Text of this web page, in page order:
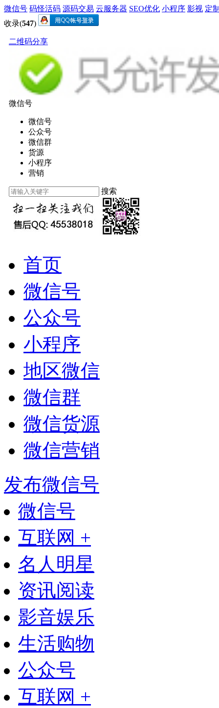
微信号 码怪活码 源码交易 云服务器 SEO优化 小程序 影视 定
收录(547)
二维码分享
微信号
微信号
公众号
微信群
货源
小程序
营销
搜索
首页
微信号
公众号
小程序
地区微信
微信群
微信货源
微信营销
发布微信号
微信号
互联网 +
名人明星
资讯阅读
影音娱乐
生活购物
公众号
互联网 +